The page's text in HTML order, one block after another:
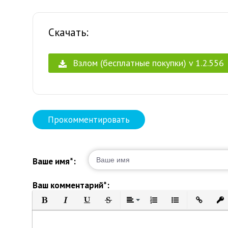
Скачать:
Взлом (бесплатные покупки) v 1.2.556
Прокомментировать
Ваше имя*:
Ваш комментарий*:
Полужирный
КурсивПодчеркнутый
ЗачеркнутыйВыравнивание
Нумерованный список
Маркированный
Вставить